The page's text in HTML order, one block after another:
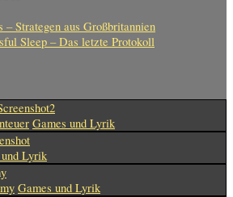
– Strategen aus Großbritannien
Sleep – Das letzte Protokoll
Games und Lyrik
Lyrik
Games und Lyrik